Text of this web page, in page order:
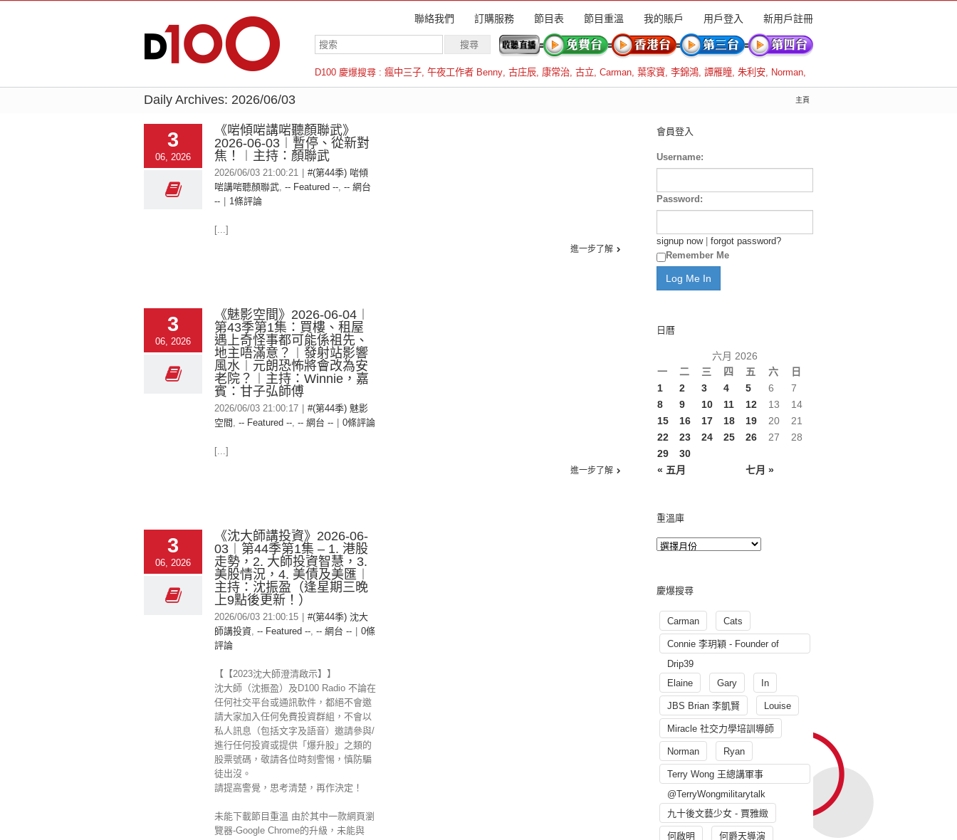
聯絡我們 訂購服務 節目表 節目重溫 我的賬戶 用戶登入 新用戶註冊
D100 慶爆搜尋 : 瘋中三子, 午夜工作者 Benny, 古庄辰, 康常治, 古立, Carman, 葉家寶, 李錦鴻, 譚雁瞳, 朱利安, Norman,
羅倫斯
Daily Archives: 2026/06/03 主頁
3
06, 2026
《啱傾啱講啱聽顏聯武》
2026-06-03︱暫停、從新對
焦！︱主持：顏聯武
2026/06/03 21:00:21
#(第44季) 啱傾
啱講啱聽顏聯武, -- Featured --, -- 網台
--
1條評論
[...]
進一步了解
3
06, 2026
《魅影空間》2026-06-04︱
第43季第1集：買樓、租屋
遇上奇怪事都可能係祖先、
地主唔滿意？︱發射站影響
風水︱元朗恐怖將會改為安
老院？︱主持：Winnie，嘉
賓：甘子弘師傅
2026/06/03 21:00:17
#(第44季) 魅影
空間 , -- Featured --, -- 網台 -- 0條評論
[...]
進一步了解
3
06, 2026
《沈大師講投資》2026-06-
03︱第44季第1集 – 1. 港股
走勢，2. 大師投資智慧，3.
美股情況，4. 美債及美匯︱
主持：沈振盈（逢星期三晚
上9點後更新！）
2026/06/03 21:00:15
#(第44季) 沈大
師講投資, -- Featured --, -- 網台 --
0條
評論
【【2023沈大師澄清啟示】】
沈大師（沈振盈）及D100 Radio 不論在
任何社交平台或通訊軟件，都絕不會邀
請大家加入任何免費投資群組，不會以
私人訊息（包括文字及語音）邀請參與/
進行任何投資或提供「爆升股」之類的
股票號碼，敬請各位時刻警惕，慎防騙
徒出沒。
請提高警覺，思考清楚，再作決定！
未能下載節目重溫 由於其中一款網頁瀏
覽器-Google Chrome的升級，未能與
會員登入
Username:
Password:
signup now| forgot password?
Remember Me
日曆
六月 2026
一
二 三 四 五 六 日
« 五月 七月 »
1 2 3 4 5 6
7
8
9 10 11 12 13
14
15
16 17 18 19 20
21
22
23 24 25 26 27
28
29
30
重溫庫
慶爆搜尋
Carman Cats
Connie 李玥穎 - Founder of
Drip39
Elaine
Gary In
JBS Brian 李凱賢 Louise
Miracle 社交力學培訓導師
Norman Ryan
Terry Wong 王總講軍事
@TerryWongmilitarytalk
九十後文藝少女 - 賈雅緻
何啟明 何爵天導演